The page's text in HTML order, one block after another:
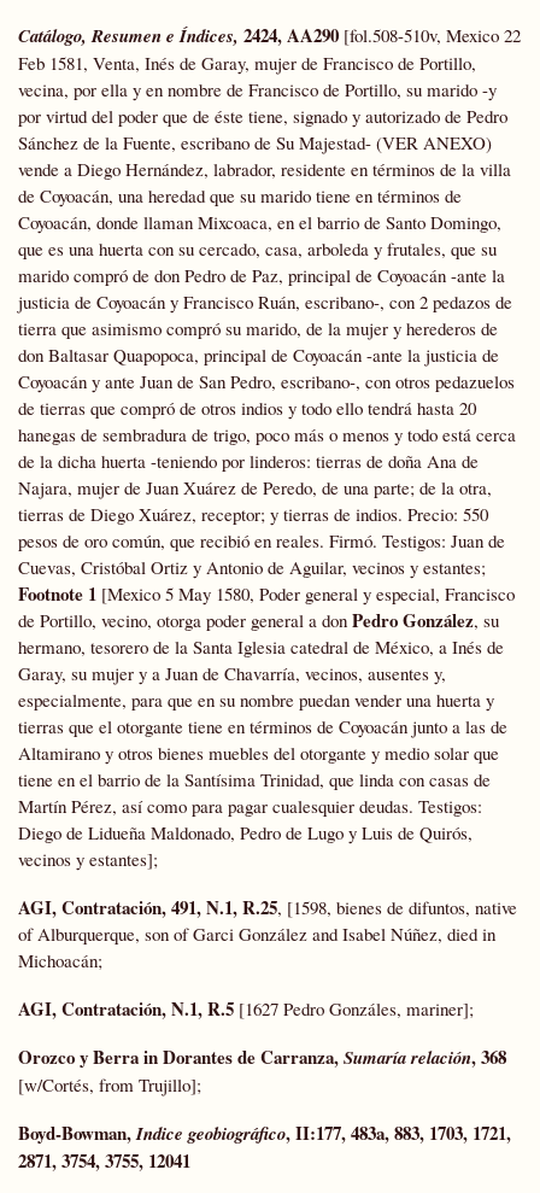
Catálogo, Resumen e Índices, 2424, AA290 [fol.508-510v, Mexico 22
Feb 1581, Venta, Inés de Garay, mujer de Francisco de Portillo,
vecina, por ella y en nombre de Francisco de Portillo, su marido -y
por virtud del poder que de éste tiene, signado y autorizado de Pedro
Sánchez de la Fuente, escribano de Su Majestad- (VER ANEXO)
vende a Diego Hernández, labrador, residente en términos de la villa
de Coyoacán, una heredad que su marido tiene en términos de
Coyoacán, donde llaman Mixcoaca, en el barrio de Santo Domingo,
que es una huerta con su cercado, casa, arboleda y frutales, que su
marido compró de don Pedro de Paz, principal de Coyoacán -ante la
justicia de Coyoacán y Francisco Ruán, escribano-, con 2 pedazos de
tierra que asimismo compró su marido, de la mujer y herederos de
don Baltasar Quapopoca, principal de Coyoacán -ante la justicia de
Coyoacán y ante Juan de San Pedro, escribano-, con otros pedazuelos
de tierras que compró de otros indios y todo ello tendrá hasta 20
hanegas de sembradura de trigo, poco más o menos y todo está cerca
de la dicha huerta -teniendo por linderos: tierras de doña Ana de
Najara, mujer de Juan Xuárez de Peredo, de una parte; de la otra,
tierras de Diego Xuárez, receptor; y tierras de indios. Precio: 550
pesos de oro común, que recibió en reales. Firmó. Testigos: Juan de
Cuevas, Cristóbal Ortiz y Antonio de Aguilar, vecinos y estantes;
Footnote 1 [Mexico 5 May 1580, Poder general y especial, Francisco
de Portillo, vecino, otorga poder general a don Pedro González, su
hermano, tesorero de la Santa Iglesia catedral de México, a Inés de
Garay, su mujer y a Juan de Chavarría, vecinos, ausentes y,
especialmente, para que en su nombre puedan vender una huerta y
tierras que el otorgante tiene en términos de Coyoacán junto a las de
Altamirano y otros bienes muebles del otorgante y medio solar que
tiene en el barrio de la Santísima Trinidad, que linda con casas de
Martín Pérez, así como para pagar cualesquier deudas. Testigos:
Diego de Lidueña Maldonado, Pedro de Lugo y Luis de Quirós,
vecinos y estantes];
AGI, Contratación, 491, N.1, R.25, [1598, bienes de difuntos, native
of Alburquerque, son of Garci González and Isabel Núñez, died in
Michoacán;
AGI, Contratación, N.1, R.5 [1627 Pedro Gonzáles, mariner];
Orozco yBerrain Dorantes de Carranza,Sumaría relación, 368
[w/Cortés, from Trujillo];
Boyd-Bowman,Indice geobiográfico, II:177, 483a, 883, 1703, 1721,
2871, 3754, 3755, 12041